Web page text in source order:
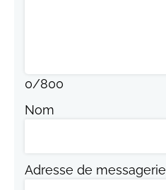
0/800
Nom
Adresse de messagerie